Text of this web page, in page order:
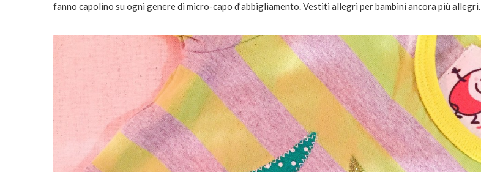
fanno capolino su ogni genere di micro-capo d’abbigliamento. Vestiti allegri per bambini ancora più allegri.